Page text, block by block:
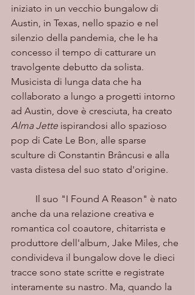
iniziato in un vecchio bungalow di
Austin, in Texas, nello spazio e nel
silenzio della pandemia, che le ha
concesso il tempo di catturare un
travolgente debutto da solista.
Musicista di lunga data che ha
collaborato a lungo a progetti intorno
ad Austin, dove è cresciuta, ha creato
Alma Jette ispirandosi allo spazioso
pop di Cate Le Bon, alle sparse
sculture di Constantin Brâncusi e alla
vasta distesa del suo stato d'origine.
anche da una relazione creativa e
romantica col coautore, chitarrista e
produttore dell'album, Jake Miles, che
condivideva il bungalow dove le dieci
tracce sono state scritte e registrate
interamente su nastro. Ma, quando la